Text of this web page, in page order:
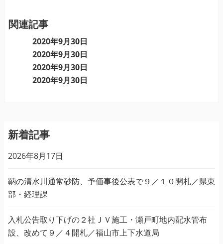
ビ
ゲ
関連記事
2020年9月30日
2020年9月30日
2020年9月30日
2020年9月30日
新着記事
2026年8月17日
鞆の清水川通常砂防、予価事後公表で９／１０開札／県東
部・経理課
入札公告取り下げの２社ＪＶ施工・瀬戸町地内配水管布
設、改めて９／４開札／福山市上下水道局